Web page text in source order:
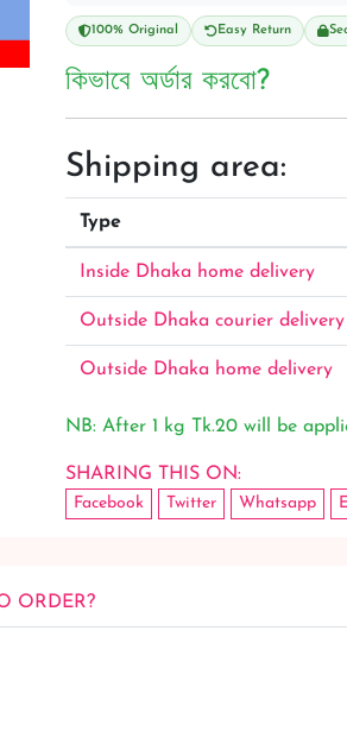
100% Original Easy Return
কিভাবে অর্ডার করবো?
Shipping area:
Type
Inside Dhaka home delivery
Outside Dhaka courier delivery
Outside Dhaka home delivery
NB: After 1 kg Tk.20 will be
SHARING THIS ON:
Facebook Twitter Whatsapp
ORDER?